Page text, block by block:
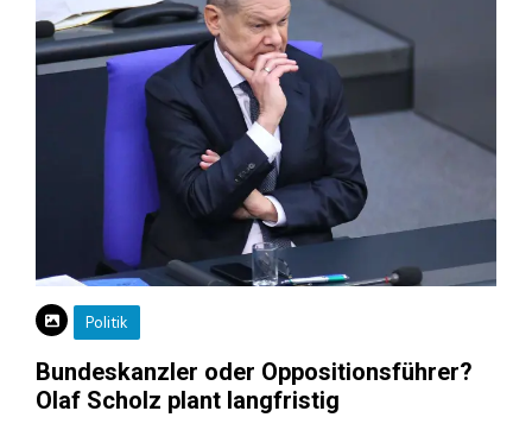
Politik
Bundeskanzler oder Oppositionsführer?
Olaf Scholz plant langfristig